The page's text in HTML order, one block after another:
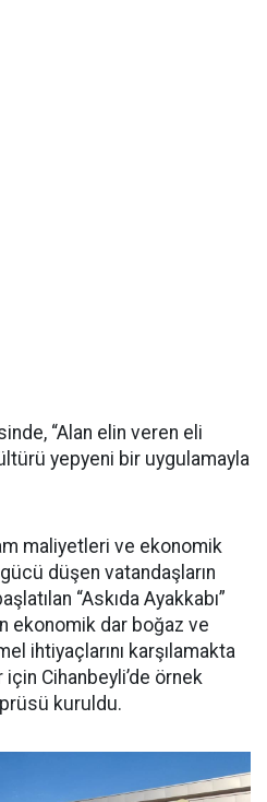
“Alan elin veren eli
yepyeni bir uygulamayla
maliyetleri ve ekonomik
gücü düşen vatandaşların
“Askıda Ayakkabı”
ekonomik dar boğaz ve
ihtiyaçlarını karşılamakta
Cihanbeyli’de örnek
kuruldu.